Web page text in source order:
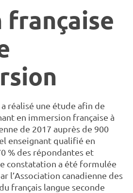
française
réalisé une étude afin de
en immersion française à
de 2017 auprès de 900
enseignant qualifié en
% des répondantes et
constatation a été formulée
l’Association canadienne des
français langue seconde